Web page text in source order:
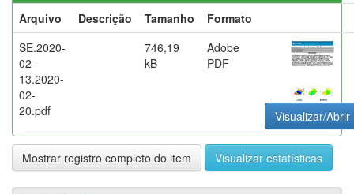
Arquivo
Descrição Tamanho
Formato
SE.2020-
02-
13.2020-
02-
20.pdf
746,19
kB
Adobe
PDF
Visualizar/Abrir
Mostrar registro completo do item Visualizar estatísticas